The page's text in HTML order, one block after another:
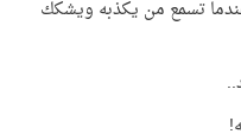
تسمع من يكذبه ويشكك